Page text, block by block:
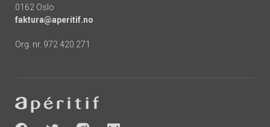
0162 Oslo
faktura@aperitif.no
Org. nr. 972 420 271
-